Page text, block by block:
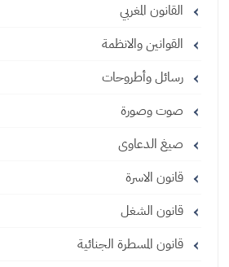
القانون المغربي
القوانين والانظمة
رسائل وأطروحات
صوت وصورة
صيغ الدعاوى
قانون الاسرة
قانون الشغل
قانون المسطرة الجنائية